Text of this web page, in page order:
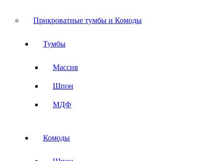
Прикроватные тумбы и Комоды
Тумбы
Массив
Шпон
МДФ
Комоды